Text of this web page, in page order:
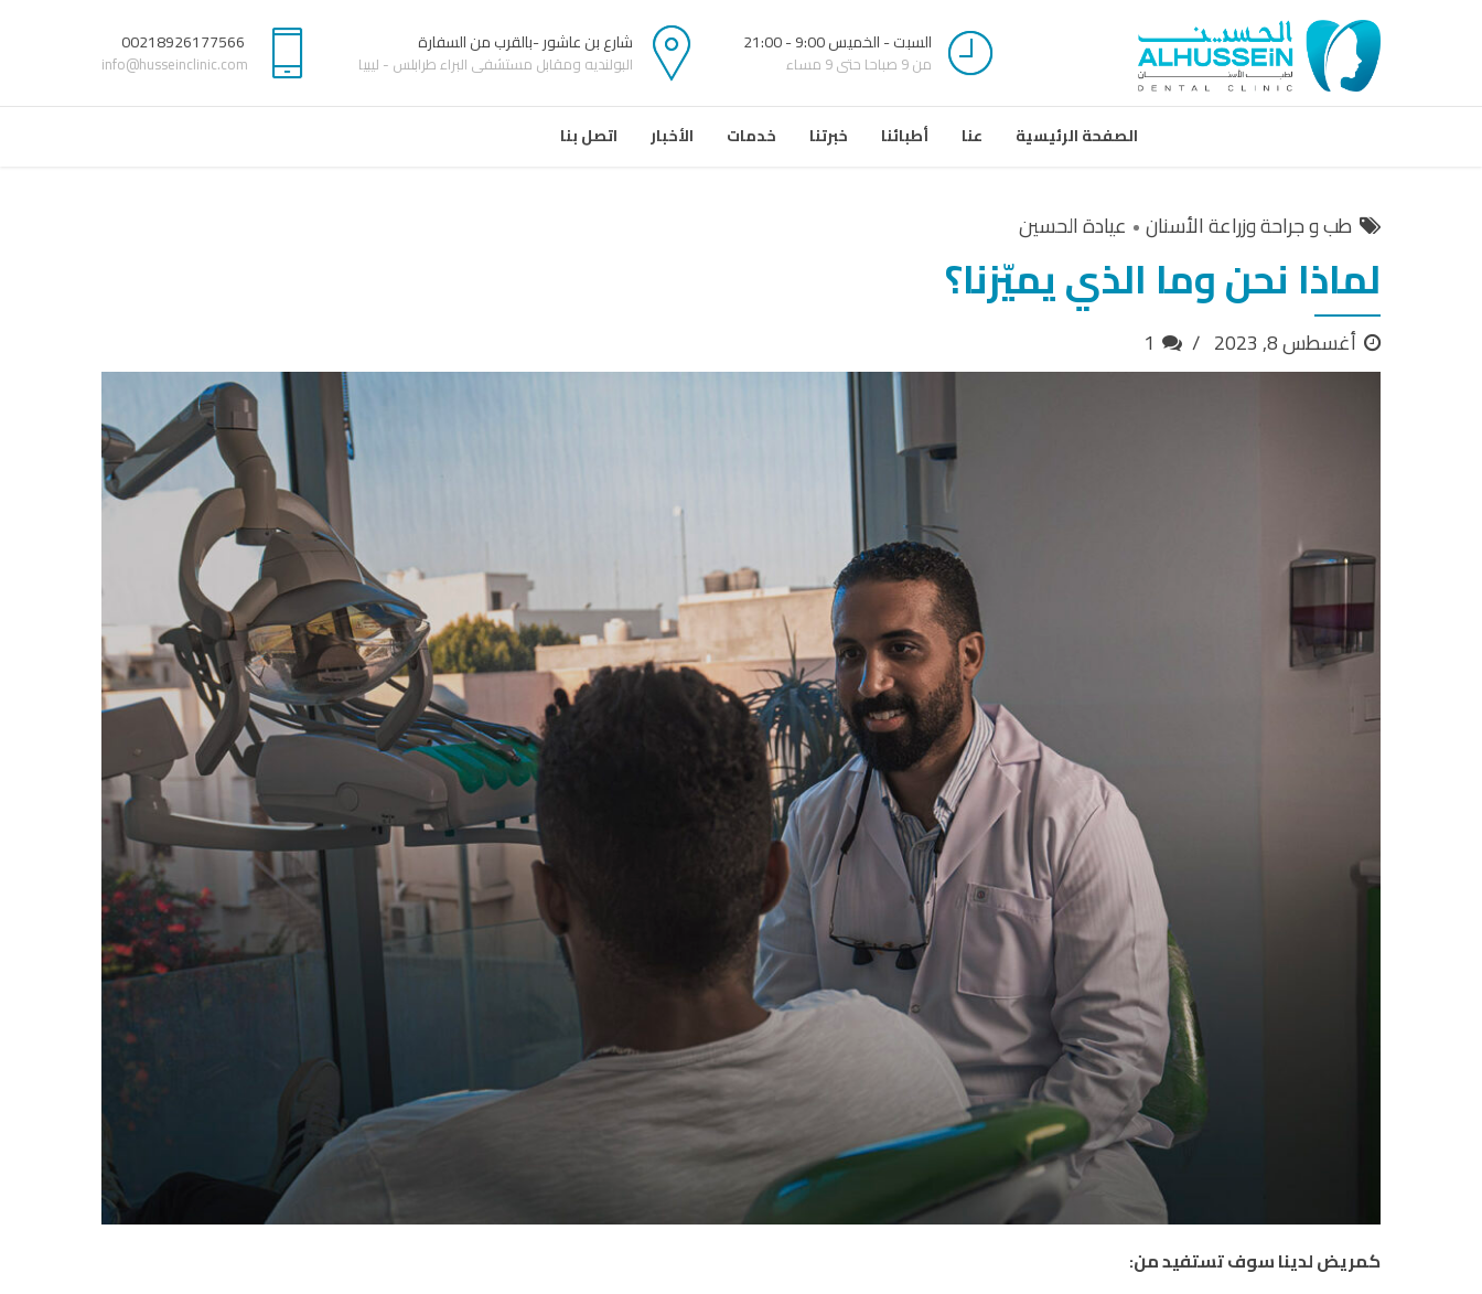
السبت - الخميس 9:00 - 21:00
من 9 صباحا حتى 9 مساء
شارع بن عاشور -بالقرب من السفارة
البولنديه ومقابل مستشفى البراء طرابلس - ليبيا info@husseinclinic.com
الصفحة الرئيسية عنا أطبائنا خبرتنا خدمات الأخبار اتصل بنا
طب و جراحة وزراعة الأسنان عيادة الحسين
لماذا نحن وما الذي يميّزنا؟
أغسطس 8, 2023 1
كمريض لدينا سوف تستفيد من: